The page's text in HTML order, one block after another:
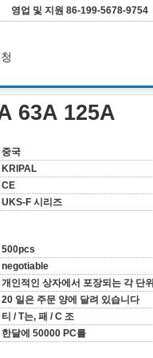
영업 및 지원 86-199-5678-9754
63A 125A
중국
KRIPAL
CE
UKS-F 시리즈
500pcs
negotiable
개인적인 상자에서 포장되는 각 단위
20 일은 주문 양에 달려 있습니다
티 / T는, 패 / C 조
한달에 50000 PC를